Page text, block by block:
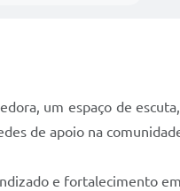
um espaço de
de apoio na
e fortalecimento